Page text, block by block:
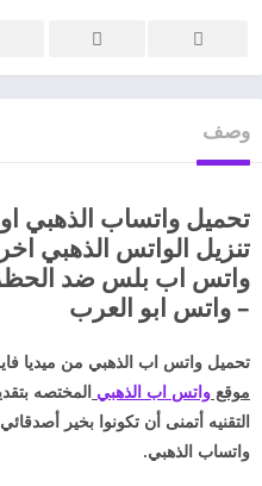
وصف
تحميل واتساب الذهبي
تنزيل الواتس الذهبي
– واتس ابو العرب
تحميل واتس اب الذهبي من ميديا
موقع واتس اب الذهبي المختصه
التقنيه أتمنى أن تكونوا بخير أصدقائي
واتساب الذهبي.